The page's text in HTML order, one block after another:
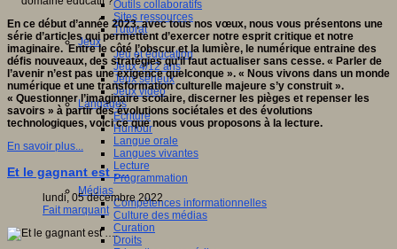
Outils collaboratifs
Sites ressources
Tutorat
Jeux
Jeu et éducation
Jeux 4/12 ans
Jeux sérieux
Jeux vidéo
Langages
Ecriture
Humour
Langue orale
Langues vivantes
Lecture
Programmation
Médias
Compétences informationnelles
Culture des médias
Curation
Droits
En ce début d’année 2023, avec tous nos vœux, nous vous présentons une
série d’articles qui permettent d’exercer notre esprit critique et notre
imaginaire. Entre le côté l’obscur et la lumière, le numérique entraine des
défis nouveaux, des stratégies qu’il faut actualiser sans cesse. « Parler de
l’avenir n’est pas une exigence quelconque ». « Nous vivons dans un monde
numérique et une transformation culturelle majeure s’y construit ».
« Questionner l’imaginaire scolaire, discerner les pièges et repenser les
savoirs » à partir des évolutions sociétales et des évolutions
technologiques, voici ce que nous vous proposons à la lecture.
En savoir plus...
Et le gagnant est ….
lundi, 05 décembre 2022
Fait marquant